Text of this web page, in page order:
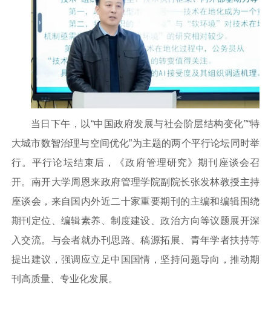
当日下午，以“中国政府发展与社会阶层结构变化”“特
大城市数智治理与空间优化”为主题的两个平行论坛同时举
行。平行论坛结束后，《政府管理研究》期刊座谈会召
开。南开大学周恩来政府管理学院副院长张发林教授主持
座谈会，来自国内外近二十家重要期刊的主编和编辑围绕
期刊定位、编辑素养、制度建设、政治方向等议题展开深
入交流。与会者就办刊思路、稿源拓展、青年学者扶持等
提出建议，强调应立足中国国情，坚持问题导向，推动期
刊高质量、专业化发展。